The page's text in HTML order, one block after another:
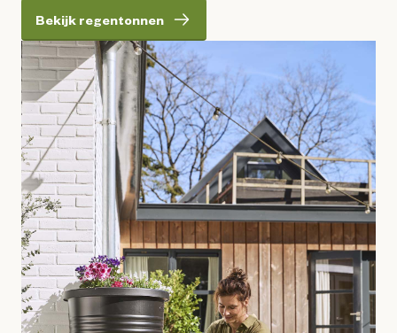
Bekijk regentonnen